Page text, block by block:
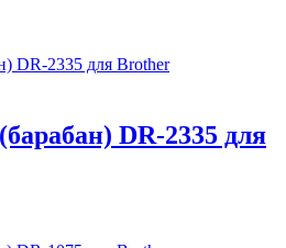
DR-2335 для